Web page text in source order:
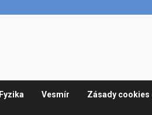
Fyzika Vesmír Zásady cookies